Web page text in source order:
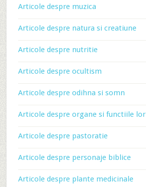
Articole despre muzica
Articole despre natura si creatiune
Articole despre nutritie
Articole despre ocultism
Articole despre odihna si somn
Articole despre organe si functiile lor
Articole despre pastoratie
Articole despre personaje biblice
Articole despre plante medicinale